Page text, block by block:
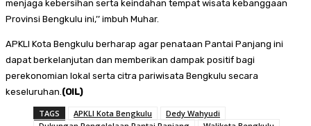
menjaga kebersihan serta keindahan tempat wisata kebanggaan
Provinsi Bengkulu ini,’’ imbuh Muhar.
APKLI Kota Bengkulu berharap agar penataan Pantai Panjang ini
dapat berkelanjutan dan memberikan dampak positif bagi
perekonomian lokal serta citra pariwisata Bengkulu secara
keseluruhan.(OIL)
TAGS APKLI Kota Bengkulu
Dedy Wahyudi